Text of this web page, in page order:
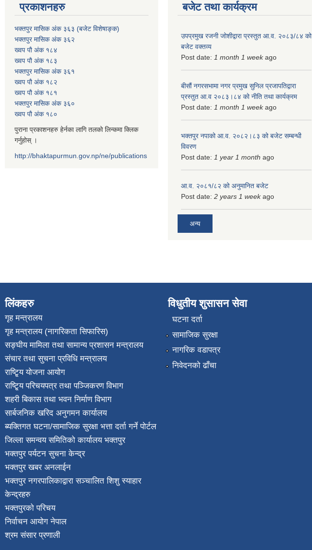
प्रकाशनहरु
भक्तपुर मासिक अंक ३६३ (बजेट विशेषाङ्क)
भक्तपुर मासिक अंक ३६२
ख्वप पौ अंक १८४
ख्वप पौ अंक १८३
भक्तपुर मासिक अंक ३६१
ख्वप पौ अंक १८२
ख्वप पौ अंक १८१
भक्तपुर मासिक अंक ३६०
ख्वप पौ अंक १८०
पुराना प्रकाशनहरु हेर्नका लागि तलको लिन्कमा क्लिक
गर्नुहोस् ।
http://bhaktapurmun.gov.np/ne/publications
बजेट तथा कार्यक्रम
उपप्रमुख रजनी जोशीद्वारा प्रस्तुत आ.व. २०८३/८४ को
बजेट वक्तव्य
Post date: 1 month 1 weekago
बीसौं नगरसभामा नगर प्रमुख सुनिल प्रजापतिद्वारा
प्रस्तुत आ.व‍ २०८३।८४ को नीति तथा कार्यक्रम
Post date: 1 month 1 weekago
भक्तपुर नपाको आ.व. २०८२।८३ को बजेट सम्बन्धी
विवरण
Post date: 1 year 1 month ago
आ.व. २०८१/८२ को अनुमानित बजेट
Post date: 2 years 1 weekago
अन्य
लिंकहरु
गृह मन्त्रालय
गृह मन्त्रालय (नागरिकता सिफारिस)
सङ्घीय मामिला तथा सामान्य प्रशासन मन्त्रालय
संचार तथा सुचना प्रविधि मन्त्रालय
राष्टि्ृय योजना आयोग
राष्टि्ृय परिचयपत्र तथा पञ्जिकरण विभाग
शहरी बिकास तथा भवन निर्माण विभाग
सार्बजनिक खरिद अनुगमन कार्यालय
ब्यक्तिगत घटना/सामाजिक सुरक्षा भत्ता दर्ता गर्ने पोर्टल
जिल्ला समन्वय समितिको कार्यालय भक्तपुर
भक्तपुर पर्यटन सुचना केन्द्र
भक्तपुर खबर अनलाईन
भक्तपुर नगरपालिकाद्वारा सञ्चालित शिशु स्याहार
केन्द्रहरु
भक्तपुरकाे परिचय
निर्वाचन आयोग नेपाल
श्रम संसार प्रणाली
विधुतीय शुसासन सेवा
घटना दर्ता
सामाजिक सुरक्षा
नागरिक वडापत्र
निवेदनको ढाँचा